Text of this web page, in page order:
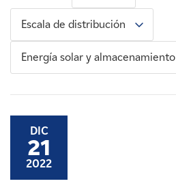
Contacte con
Afiliados
Escala de distribución
Energía solar y almacenamiento
DIC
21
2022